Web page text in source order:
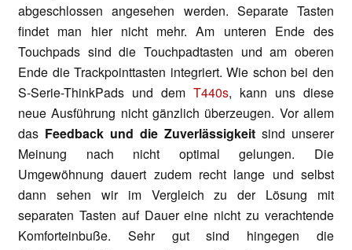
abgeschlossen angesehen werden. Separate Tasten
findet man hier nicht mehr. Am unteren Ende des
Touchpads sind die Touchpadtasten und am oberen
Ende die Trackpointtasten integriert. Wie schon bei den
S-Serie-ThinkPads und dem T440s, kann uns diese
neue Ausführung nicht gänzlich überzeugen. Vor allem
das Feedback und die Zuverlässigkeit sind unserer
Meinung nach nicht optimal gelungen. Die
Umgewöhnung dauert zudem recht lange und selbst
dann sehen wir im Vergleich zu der Lösung mit
separaten Tasten auf Dauer eine nicht zu verachtende
Komforteinbuße. Sehr gut sind hingegen die